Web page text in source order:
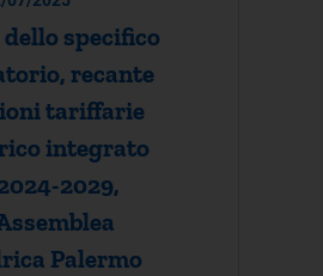
specifico
recante
tariffarie
integrato
2029,
Palermo